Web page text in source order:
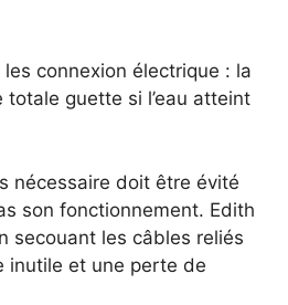
les connexion électrique : la
totale guette si l’eau atteint
nécessaire doit être évité
son fonctionnement. Edith
secouant les câbles reliés
inutile et une perte de